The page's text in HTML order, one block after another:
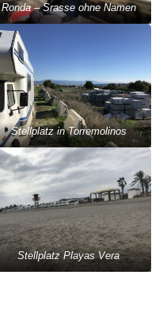
Ronda – Srasse ohne Namen
Stellplatz in Torremolinos
Stellplatz Playas Vera